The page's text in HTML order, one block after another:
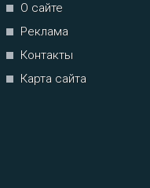
О сайте
Реклама
Контакты
Карта сайта